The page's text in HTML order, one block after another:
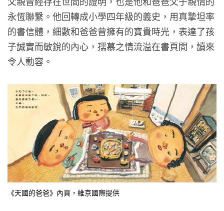
永恆聯繫。他回轉成小學四年級的義史，用真摯坦率
的書信體，細數和爸爸曾擁有的寶貴時光，表達了孩
子誠實而敏銳的內心，孺慕之情流溢在書頁間，讀來
令人動容。
《天國的爸爸》內頁，維京​​​​​國際提供